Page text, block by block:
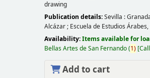
drawing
Publication details:Sevilla :
Alcázar ; Escuela de Estudios Árabes,
Availability:Items available for
Bellas Artes de San Fernando(1)
Add to cart